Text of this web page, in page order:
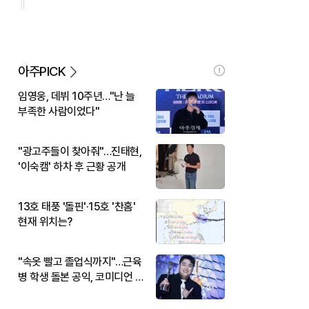
아주PICK
임영웅, 데뷔 10주년…"난 늘
부족한 사람이었다"
"광고주들이 찾아줘"…진태현,
'이숙캠' 하차 후 근황 공개
13호 태풍 '돌핀'·15호 '찬홈'
현재 위치는?
"속옷 빨고 졸업식까지"…근육
병 학생 돌본 공익, 코미디언 김